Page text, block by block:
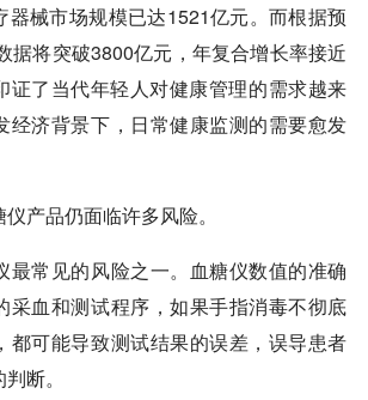
器械市场规模已达1521亿元。而根据预
据将突破3800亿元，年复合增长率接近
证了当代年轻人对健康管理的需求越来
经济背景下，日常健康监测的需要愈发
产品仍面临许多风险。
最常见的风险之一。血糖仪数值的准确
采血和测试程序，如果手指消毒不彻底
都可能导致测试结果的误差，误导患者
断。